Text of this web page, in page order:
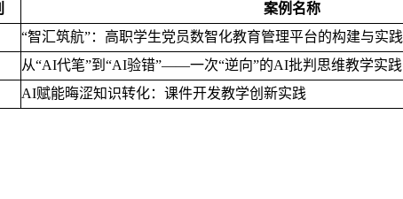
案例名称
“智汇筑航”：高职学生党员数智化教育管理平台的构建与实践
从“AI代笔”到“AI验错”——一次“逆向”的AI批判思维教学实践
AI赋能晦涩知识转化：课件开发教学创新实践